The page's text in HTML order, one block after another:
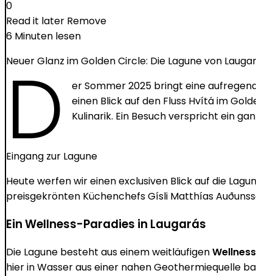
0
Read it later Remove
6 Minuten lesen
Neuer Glanz im Golden Circle: Die Lagune von
D
er Sommer 2025 bringt eine
einen Blick auf den Fluss Hvítá im
Kulinarik. Ein Besuch verspricht ein
Eingang zur Lagune
Heute werfen wir einen exclusiven Blick auf die
preisgekrönten Küchenchefs Gísli Matthías
Ein Wellness-Paradies in Laugarás
Die Lagune besteht aus einem weitläufigen
hier in Wasser aus einer nahen Geothermiequelle